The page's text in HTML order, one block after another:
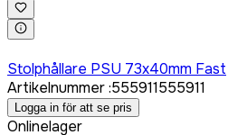
Stolphållare PSU 73x40mm Fast
Artikelnummer:555911555911
Logga in för att se pris
Onlinelager